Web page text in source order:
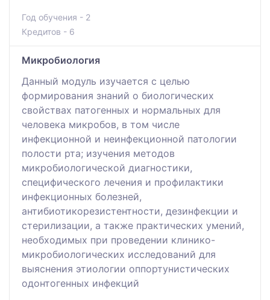
Год обучения - 2
Кредитов - 6
Микробиология
Данный модуль изучается с целью
формирования знаний о биологических
свойствах патогенных и нормальных для
человека микробов, в том числе
инфекционной и неинфекционной патологии
полости рта; изучения методов
микробиологической диагностики,
специфического лечения и профилактики
инфекционных болезней,
антибиотикорезистентности, дезинфекции и
стерилизации, а также практических умений,
необходимых при проведении клинико-
микробиологических исследований для
выяснения этиологии оппортунистических
одонтогенных инфекций